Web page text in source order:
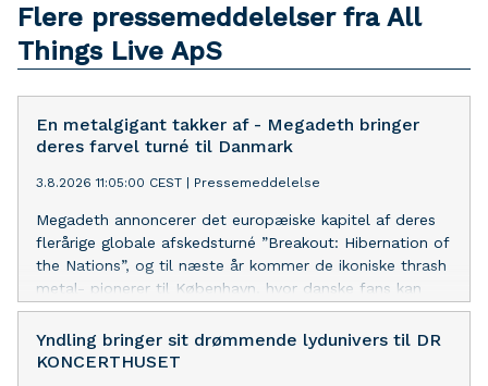
Flere pressemeddelelser fra All
Things Live ApS
En metalgigant takker af - Megadeth bringer
deres farvel turné til Danmark
3.8.2026 11:05:00 CEST | Pressemeddelelse
Megadeth annoncerer det europæiske kapitel af deres
flerårige globale afskedsturné ”Breakout: Hibernation of
the Nations”, og til næste år kommer de ikoniske thrash
metal- pionerer til København, hvor danske fans kan
være med til at fejre mere end 40 års skelsættende
metalhistorie, når bandet indtager K.B. Hallen i selskab
med sværvægterne Black Label Society og Testament
Yndling bringer sit drømmende lydunivers til DR
KONCERTHUSET